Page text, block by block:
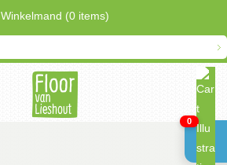
Winkelmand (0 items)
0